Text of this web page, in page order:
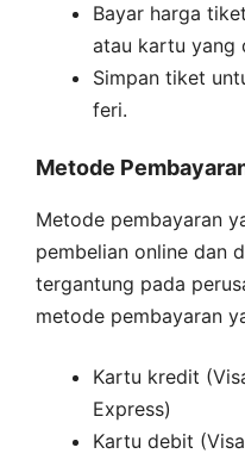
Bayar harga
atau kartu yang
Simpan tiket
feri.
Metode
Metode pembayaran
pembelian online dan
tergantung pada
metode pembayaran
Kartu kredit
Express)
Kartu debit